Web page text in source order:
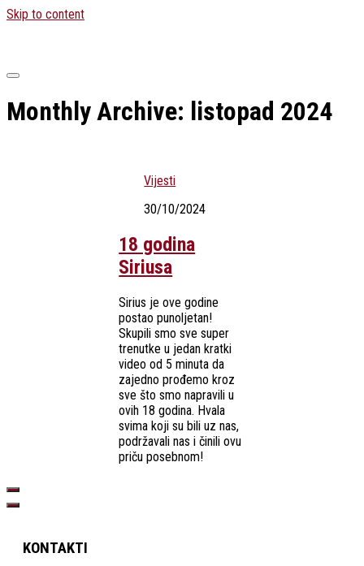
Skip to content
Monthly Archive: listopad 2024
Vijesti
30/10/2024
18 godina
Siriusa
Sirius je ove godine
postao punoljetan!
Skupili smo sve super
trenutke u jedan kratki
video od 5 minuta da
zajedno prođemo kroz
sve što smo napravili u
ovih 18 godina. Hvala
svima koji su bili uz nas,
podržavali nas i činili ovu
priču posebnom!
KONTAKTI